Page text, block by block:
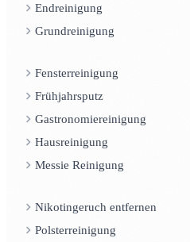
Endreinigung
Grundreinigung
Fensterreinigung
Frühjahrsputz
Gastronomiereinigung
Hausreinigung
Messie Reinigung
Nikotingeruch entfernen
Polsterreinigung